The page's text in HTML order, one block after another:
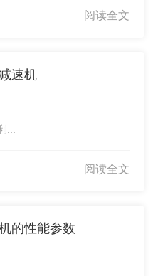
阅读全文
速机
...
阅读全文
的性能参数